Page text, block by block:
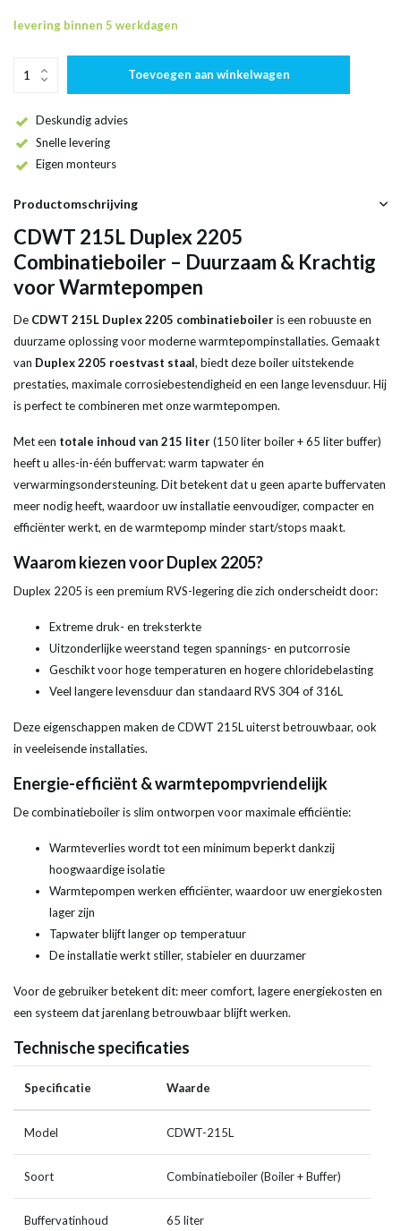
levering binnen 5 werkdagen
Toevoegen aan winkelwagen
Deskundig advies
Snelle levering
Eigen monteurs
Productomschrijving
CDWT 215L Duplex 2205
Combinatieboiler – Duurzaam & Krachtig
voor Warmtepompen
De CDWT 215L Duplex 2205 combinatieboileris een robuuste en
duurzame oplossing voor moderne warmtepompinstallaties. Gemaakt
van Duplex 2205 roestvast staal, biedt deze boiler uitstekende
prestaties, maximale corrosiebestendigheid en een lange levensduur. Hij
is perfect te combineren met onze warmtepompen.
Met een totale inhoud van 215 liter(150 liter boiler + 65 liter buffer)
heeft u alles-in-één buffervat: warm tapwater én
verwarmingsondersteuning. Dit betekent dat u geen aparte buffervaten
meer nodig heeft, waardoor uw installatie eenvoudiger, compacter en
efficiënter werkt, en de warmtepomp minder start/stops maakt.
Waarom kiezen voor Duplex 2205?
Duplex 2205 is een premium RVS-legering die zich onderscheidt door:
Extreme druk- en treksterkte
Uitzonderlijke weerstand tegen spannings- en putcorrosie
Geschikt voor hoge temperaturen en hogere chloridebelasting
Veel langere levensduur dan standaard RVS 304 of 316L
Deze eigenschappen maken de CDWT 215L uiterst betrouwbaar, ook
in veeleisende installaties.
Energie-efficiënt & warmtepompvriendelijk
De combinatieboiler is slim ontworpen voor maximale efficiëntie:
Warmteverlies wordt tot een minimum beperkt dankzij
hoogwaardige isolatie
Warmtepompen werken efficiënter, waardoor uw energiekosten
lager zijn
Tapwater blijft langer op temperatuur
De installatie werkt stiller, stabieler en duurzamer
Voor de gebruiker betekent dit: meer comfort, lagere energiekosten en
een systeem dat jarenlang betrouwbaar blijft werken.
Technische specificaties
Specificatie Waarde
Model CDWT-215L
Soort Combinatieboiler (Boiler + Buffer)
Buffervatinhoud 65 liter